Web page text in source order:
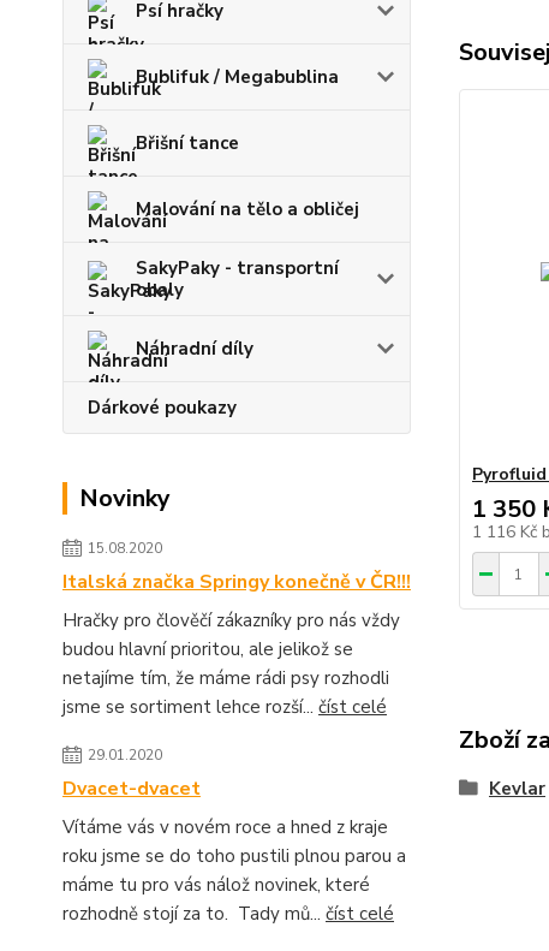
Psí hračky
Bublifuk / Megabublina
Břišní tance
Malování na tělo a obličej
SakyPaky - transportní
obaly
Náhradní díly
Dárkové poukazy
Novinky
15.08.2020
Italská značka Springy konečně v ČR!!!
Hračky pro člověčí zákazníky pro nás vždy
budou hlavní prioritou, ale jelikož se
netajíme tím, že máme rádi psy rozhodli
jsme se sortiment lehce rozší... číst celé
29.01.2020
Dvacet-dvacet
Vítáme vás v novém roce a hned z kraje
roku jsme se do toho pustili plnou parou a
máme tu pro vás nálož novinek, které
rozhodně stojí za to. Tady mů... číst celé
1 350
1 116 Kč
Zboží
Kevlar